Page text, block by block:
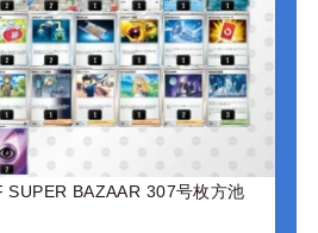
SUPER BAZAAR 307号枚方池